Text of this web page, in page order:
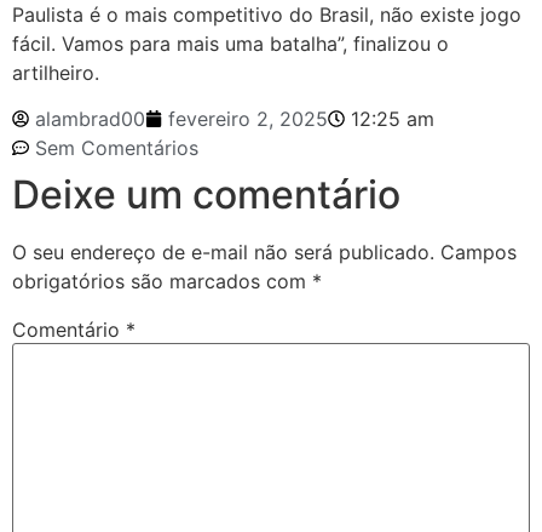
Paulista é o mais competitivo do Brasil, não existe jogo
fácil. Vamos para mais uma batalha”, finalizou o
artilheiro.
alambrad00
fevereiro 2, 2025
12:25 am
Sem Comentários
Deixe um comentário
O seu endereço de e-mail não será publicado. Campos
obrigatórios são marcados com *
Comentário *